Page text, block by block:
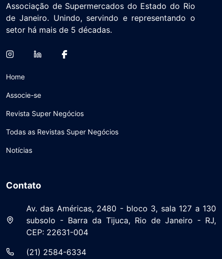
Associação de Supermercados do Estado do Rio
de Janeiro. Unindo, servindo e representando o
setor há mais de 5 décadas.
Home
Associe-se
Revista Super Negócios
Todas as Revistas Super Negócios
Notícias
Contato
Av. das Américas, 2480 - bloco 3, sala 127 a 130
subsolo - Barra da Tijuca, Rio de Janeiro - RJ,
CEP: 22631-004
(21) 2584-6334